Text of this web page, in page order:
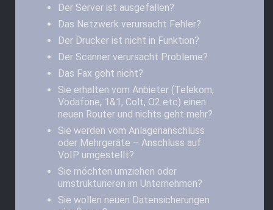
Der Server ist ausgefallen?
Das Netzwerk verursacht Fehler?
Der Drucker ist nicht in Funktion?
Der Scanner verursacht Probleme?
Das Fax geht nicht?
Sie erhalten vom Anbieter (Telekom,
Vodafone, 1&1, Colt, O2 etc) einen
neuen Router und nichts geht mehr?
Sie werden vom Anlagenanschluss
oder Mehrgeräte – Anschluss auf
VoIP umgestellt?
Sie möchten umziehen oder
umstrukturieren im Unternehmen?
Sie wollen neuen Datensicherungen